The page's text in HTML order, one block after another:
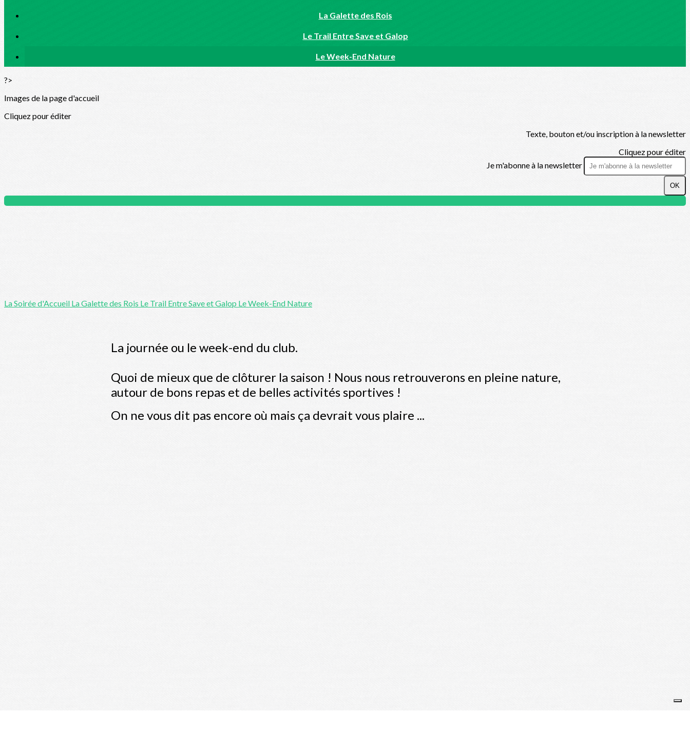
La Galette des Rois
Le Trail Entre Save et Galop
Le Week-End Nature
?>
Images de la page d'accueil
Cliquez pour éditer
Texte, bouton et/ou inscription à la newsletter
Cliquez pour éditer
Je m'abonne à la newsletter
OK
La Soirée d'Accueil La Galette des Rois Le Trail Entre Save et Galop Le Week-End Nature
La journée ou le week-end du club.
Quoi de mieux que de clôturer la saison ! Nous nous retrouverons en pleine nature,
autour de bons repas et de belles activités sportives !
On ne vous dit pas encore où mais ça devrait vous plaire ...